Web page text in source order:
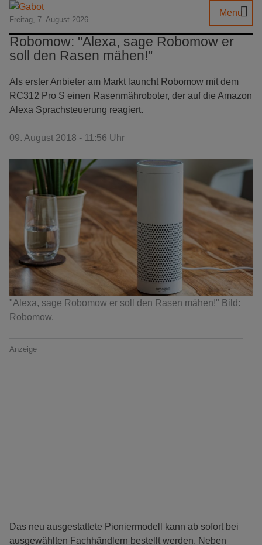
Freitag, 7. August 2026
Menu
Robomow: "Alexa, sage Robomow er
soll den Rasen mähen!"
Als erster Anbieter am Markt launcht Robomow mit dem
RC312 Pro S einen Rasenmähroboter, der auf die Amazon
Alexa Sprachsteuerung reagiert.
09. August 2018 - 11:56 Uhr
"Alexa, sage Robomow er soll den Rasen mähen!" Bild:
Robomow.
Anzeige
Das neu ausgestattete Pioniermodell kann ab sofort bei
ausgewählten Fachhändlern bestellt werden. Neben